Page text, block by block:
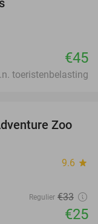
€45
toeristenbelasting
24%
Zoo
9.6 star
Regulier €33
€25